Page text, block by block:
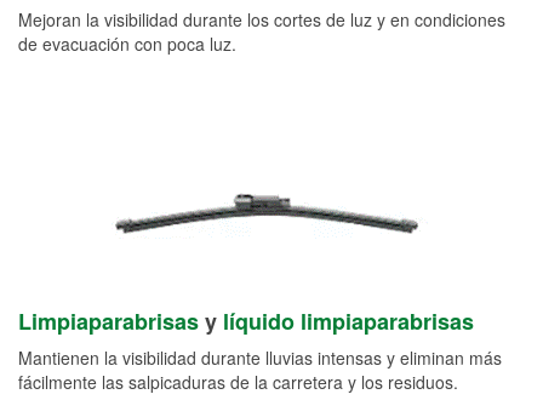
Mejoran la visibilidad durante los cortes de luz y en condiciones
de evacuación con poca luz.
Limpiaparabrisasy líquido limpiaparabrisas
Mantienen la visibilidad durante lluvias intensas y eliminan más
fácilmente las salpicaduras de la carretera y los residuos.